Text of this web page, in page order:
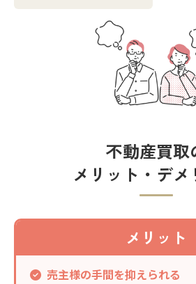
不動産買取
メリット・デメ
メリット
売主様の手間を抑えられる